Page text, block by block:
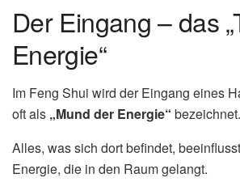
Der Eingang – das
Energie“
Im Feng Shui wird der Eingang eines
oft als „Mund der Energie“ bezeichnet.
Alles, was sich dort befindet,
Energie, die in den Raum gelangt.